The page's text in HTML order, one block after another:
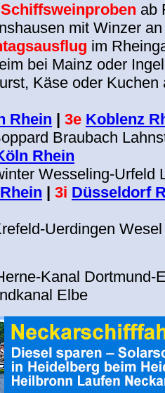
Schiffsweinproben ab
mit Winzer
im
bei Mainz oder
Käse oder Kuchen
Rhein | 3e Koblenz
Braubach
Rhein
Wesseling-Urfeld
| 3i Düsseldorf
Uerdingen
Kanal Dortmund-
Elbe